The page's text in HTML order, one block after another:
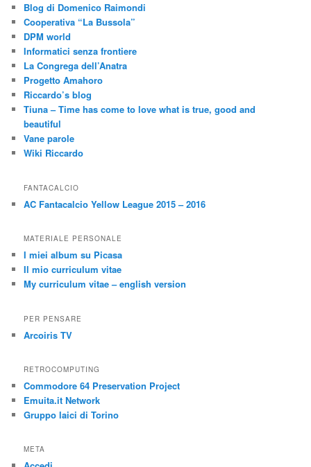
Blog di Domenico Raimondi
Cooperativa “La Bussola”
DPM world
Informatici senza frontiere
La Congrega dell’Anatra
Progetto Amahoro
Riccardo’s blog
Tiuna – Time has come to love what is true, good and
beautiful
Vane parole
Wiki Riccardo
FANTACALCIO
AC Fantacalcio Yellow League 2015 – 2016
MATERIALE PERSONALE
I miei album su Picasa
Il mio curriculum vitae
My curriculum vitae – english version
PER PENSARE
Arcoiris TV
RETROCOMPUTING
Commodore 64 Preservation Project
Emuita.it Network
Gruppo laici di Torino
META